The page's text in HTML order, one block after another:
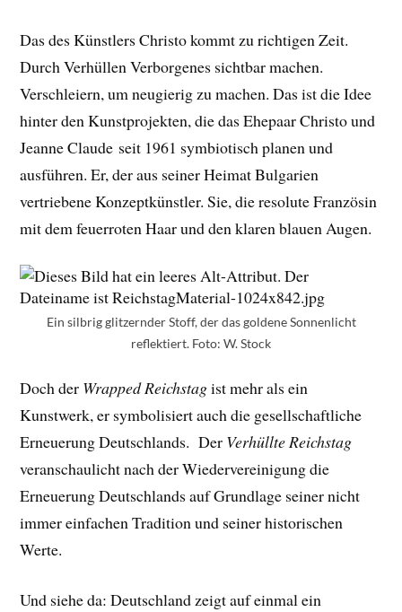
Das des Künstlers Christo kommt zu richtigen Zeit.
Durch Verhüllen Verborgenes sichtbar machen.
Verschleiern, um neugierig zu machen. Das ist die Idee
hinter den Kunstprojekten, die das Ehepaar Christo und
Jeanne Claude seit 1961 symbiotisch planen und
ausführen. Er, der aus seiner Heimat Bulgarien
vertriebene Konzeptkünstler. Sie, die resolute Französin
mit dem feuerroten Haar und den klaren blauen Augen.
Ein silbrig glitzernder Stoff, der das goldene Sonnenlicht
reflektiert. Foto: W. Stock
Doch der Wrapped Reichstagist mehr als ein
Kunstwerk, er symbolisiert auch die gesellschaftliche
Erneuerung Deutschlands. Der Verhüllte Reichstag
veranschaulicht nach der Wiedervereinigung die
Erneuerung Deutschlands auf Grundlage seiner nicht
immer einfachen Tradition und seiner historischen
Werte.
Und siehe da: Deutschland zeigt auf einmal ein